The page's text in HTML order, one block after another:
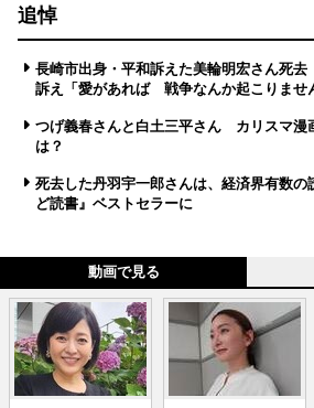
追悼
長崎市出身・平和訴えた美輪明宏さん死
訴え「愛があれば 戦争なんか起こりませ
つげ義春さんと白土三平さん カリスマ漫
は？
死去した丹羽宇一郎さんは、経済界有数
ど読書』ベストセラーに
動画で見る